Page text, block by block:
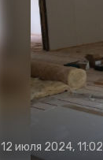
12 июля 2024, 11:02